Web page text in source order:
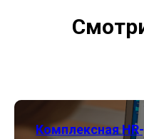
Комплексная